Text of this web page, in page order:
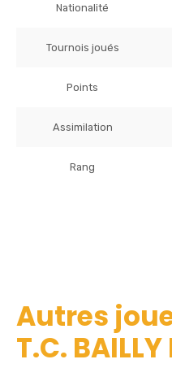
Nationalité
Tournois joués
Points
Assimilation
Rang
Autres
T.C. BAILLY